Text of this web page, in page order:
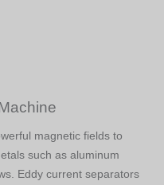
magnetic fields to
such as aluminum
Eddy current separators